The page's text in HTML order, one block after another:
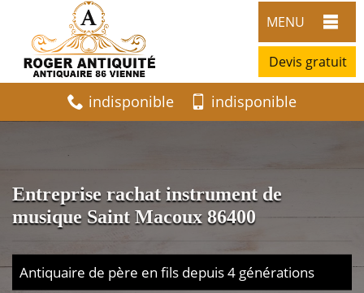
MENU
Devis gratuit
indisponible indisponible
Entreprise rachat instrument de
musique Saint Macoux 86400
Antiquaire de père en fils depuis 4 générations